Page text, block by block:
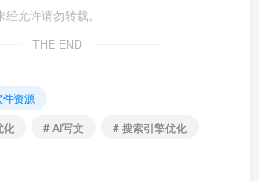
允许请勿转载。
THE END
件资源
化 # AI写文
# 搜索引擎优化